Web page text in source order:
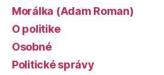
Morálka (Adam Roman)
O politike
Osobné
Politické správy